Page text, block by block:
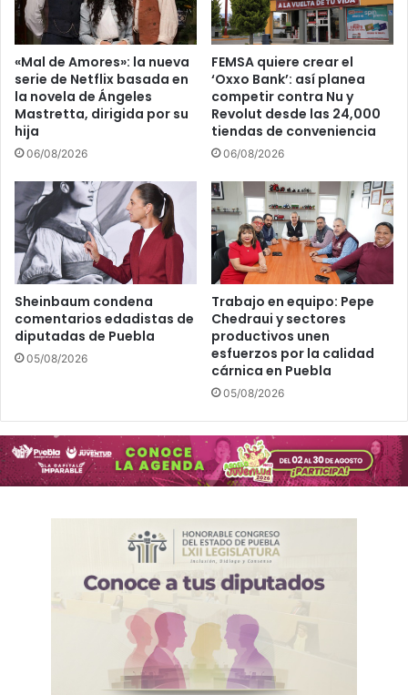
«Mal de Amores»: la nueva
serie de Netflix basada en
la novela de Ángeles
Mastretta, dirigida por su
hija
06/08/2026
FEMSA quiere crear el
‘Oxxo Bank’: así planea
competir contra Nu y
Revolut desde las 24,000
tiendas de conveniencia
06/08/2026
Sheinbaum condena
comentarios edadistas de
diputadas de Puebla
05/08/2026
Trabajo en equipo: Pepe
Chedraui y sectores
productivos unen
esfuerzos por la calidad
cárnica en Puebla
05/08/2026